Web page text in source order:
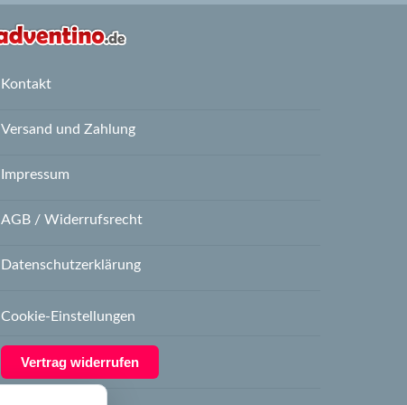
Kontakt
Versand und Zahlung
Impressum
AGB / Widerrufsrecht
Datenschutzerklärung
Cookie-Einstellungen
Vertrag widerrufen